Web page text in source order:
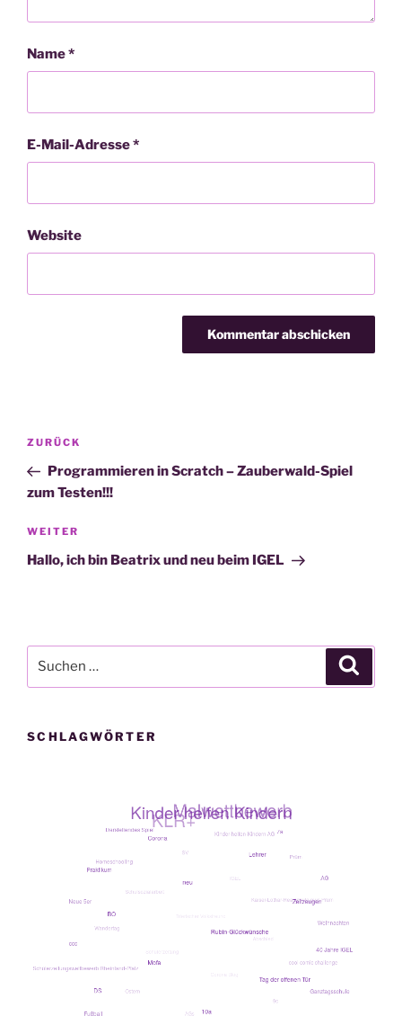
Name*
E-Mail-Adresse*
Website
Beitragsnavigation
Vorheriger
Beitrag
ZURÜCK
Programmieren in Scratch – Zauberwald-Spiel
zum Testen!!!
Nächster
Beitrag
WEITER
Hallo, ich bin Beatrix und neu beim IGEL
nach:
SCHLAGWÖRTER